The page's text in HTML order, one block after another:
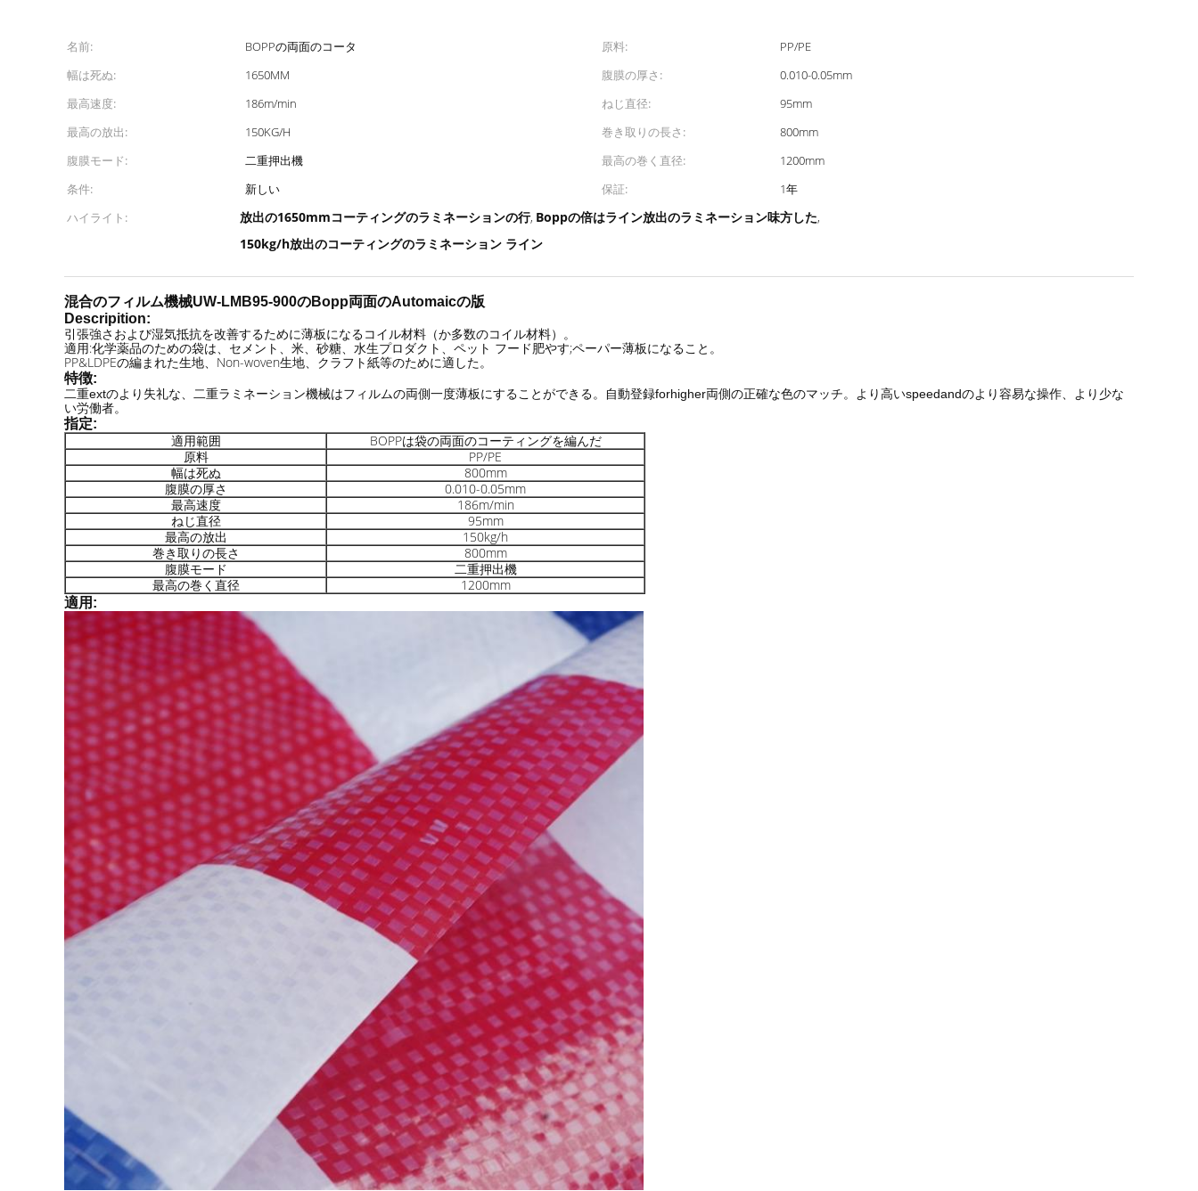
名前: BOPPの両面のコータ 原料:
PP/PE
幅は死ぬ:
1650MM 腹膜の厚さ:
0.010-0.05mm
最高速度:
186m/min ねじ直径:
95mm
最高の放出:
150KG/H 巻き取りの長さ:
800mm
腹膜モード:
二重押出機 最高の巻く直径:
1200mm
条件:
新しい 保証:
1年
ハイライト:
放出の1650mmコーティングのラミネーションの行, Boppの倍はライン放出のラミネーション味方した,
150kg/h放出のコーティングのラミネーション ライン
混合のフィルム機械UW-LMB95-900のBopp両面のAutomaicの版
Descripition:
引張強さおよび湿気抵抗を改善するために薄板になるコイル材料（か多数のコイル材料）。
適用:化学薬品のための袋は、セメント、米、砂糖、水生プロダクト、ペット フード肥やす;ペーパー薄板になること。
PP&LDPEの編まれた生地、Non-woven生地、クラフト紙等のために適した。
特徴:
二重extのより失礼な、二重ラミネーション機械はフィルムの両側一度薄板にすることができる。自動登録forhigher両側の正確な色のマッチ。より高いspeedandのより容易な操作、より少な
い労働者。
指定:
適用範囲
BOPPは袋の両面のコーティングを編んだ
原料
PP/PE
幅は死ぬ
800mm
腹膜の厚さ
0.010-0.05mm
最高速度
186m/min
ねじ直径
95mm
最高の放出
150kg/h
巻き取りの長さ
800mm
腹膜モード
二重押出機
最高の巻く直径
1200mm
適用: